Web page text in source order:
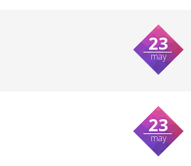
23
may
23
may